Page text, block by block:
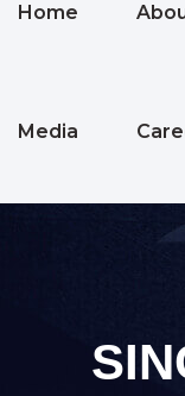
Home
Media